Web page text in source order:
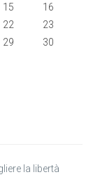
15
16
22
23
29
30
la libertà